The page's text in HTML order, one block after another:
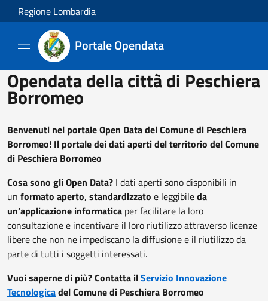
Salta al contenuto principale
Regione Lombardia
Portale Opendata
Opendata della città di Peschiera
Borromeo
Benvenuti nel portale Open Data del Comune di Peschiera
Borromeo! Il portale dei dati aperti del territorio del Comune
di Peschiera Borromeo
Cosa sono gli Open Data? I dati aperti sono disponibili in
un formato aperto, standardizzato e leggibileda
un’applicazione informatica per facilitare la loro
consultazione e incentivare il loro riutilizzo attraverso licenze
libere che non ne impediscano la diffusione e il riutilizzo da
parte di tutti i soggetti interessati.
Vuoi saperne di più? Contatta ilServizio Innovazione
Tecnologicadel Comune di Peschiera Borromeo